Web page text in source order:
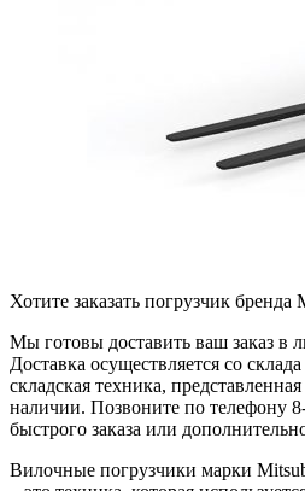
Хотите заказать погрузчик бренда
Мы готовы доставить ваш заказ в
Доставка осуществляется со
складская техника,
наличии. Позвоните по телефону
быстрого заказа или
Вилочные погрузчики марки